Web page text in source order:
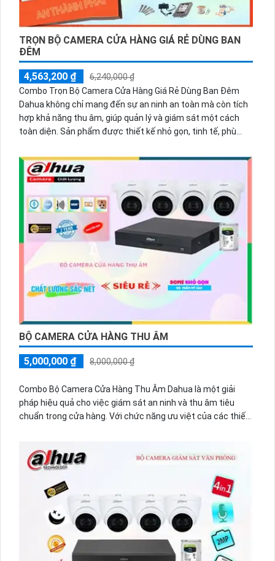
TRỌN BỘ CAMERA CỬA HÀNG GIÁ RẺ DÙNG BAN
ĐÊM
4,563,200 ₫
6,240,000 ₫
Combo Trọn Bộ Camera Cửa Hàng Giá Rẻ Dùng Ban Đêm
Dahua không chỉ mang đến sự an ninh an toàn mà còn tích
hợp khả năng thu âm, giúp quản lý và giám sát một cách
toàn diện. Sản phẩm được thiết kế nhỏ gọn, tinh tế, phù
giúp bạn dễ dàng quan sát mọi hoạt động xung quanh, kể cả
vào ban đêm. Đặc biệt, chất lượng hình ảnh sắc nét, màu
sắc tự nhiên cùng công nghệ thu âm chất lượng cao sẽ là
điểm gạt nhấn khi sử dụng sản phẩm này.
BỘ CAMERA CỬA HÀNG THU ÂM
5,000,000 ₫ 8,000,000 ₫
Combo Bộ Camera Cửa Hàng Thu Âm Dahua là một giải
pháp hiệu quả cho việc giám sát an ninh và thu âm tiêu
chuẩn trong cửa hàng. Với chức năng ưu việt của các thiết
Bộ combo bao gồm các thiết bị chất lượng cao của Dahua
như camera IP, đầu ghi hình NVR và microphone thu âm.
Camera IP có độ phân giải cao, hình ảnh sắc nét và góc nhìn
rộng để giám sát mọi góc độ trong cửa hàng. Đầu ghi hình
NVR có tính năng ghi hình chất lượng cao và lưu trữ dữ liệu
an toàn và ổn định.
Tuy nhiên, điểm đặc biệt của combo bộ này là chức năng
thu âm nổi trội. Microphone được tích hợp trực tiếp vào